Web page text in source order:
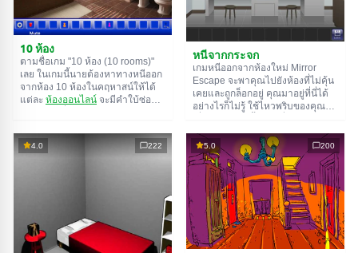
10 ห้อง
ตามชื่อเกม "10 ห้อง (10 rooms)"
เลย ในเกมนี้นายต้องหาทางหนีออก
จากห้อง 10 ห้องในคฤหาสน์ให้ได้
แต่ละ ห้องออนไลน์ จะมีคำใบ้ซ่อน
อีกห้องนึง เป็นแบบนี้ไปเรื่อยๆ จนถึง
ห้องที่สิบ ลองเคลียร์ให้ครบทุกห้องสิ!
หนีจากกระจก
เกมหนีออกจากห้องใหม่ Mirror
Escape จะพาคุณไปยังห้องที่ไม่คุ้น
เคยและถูกล็อกอยู่ คุณมาอยู่ที่นี่ได้
อย่างไรก็ไม่รู้ ใช้ไหวพริบของคุณ
ไว้ให้และหาทางสู่อิสรภาพ สำรวจ
ห้องอย่างละเอียด บางทีคุณอาจจะ
เจอเบาะแสบางอย่างก็ได้ ขอให้โชค
4.0 222 5.0 200